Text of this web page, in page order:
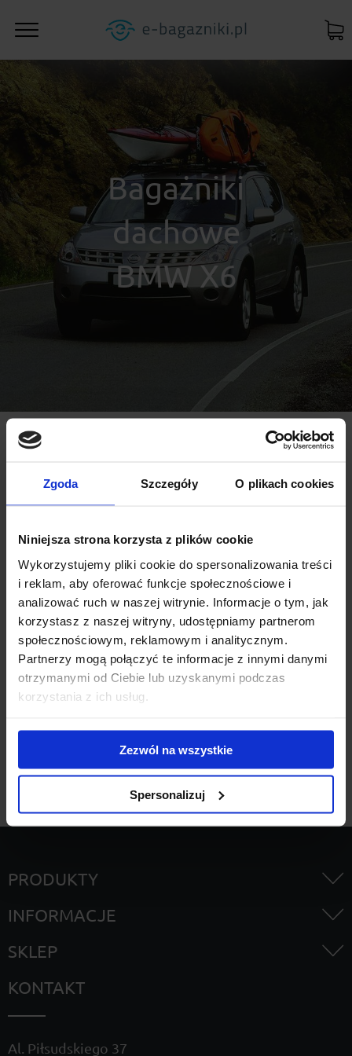
Zgoda Szczegóły O plikach cookies
Niniejsza strona korzysta z plików cookie
Wykorzystujemy pliki cookie do spersonalizowania treści
i reklam, aby oferować funkcje społecznościowe i
analizować ruch w naszej witrynie. Informacje o tym, jak
korzystasz z naszej witryny, udostępniamy partnerom
społecznościowym, reklamowym i analitycznym.
Partnerzy mogą połączyć te informacje z innymi danymi
otrzymanymi od Ciebie lub uzyskanymi podczas
korzystania z ich usług.
Zezwól na wszystkie
Spersonalizuj
Bagażniki
dachowe
BMW X6
Do jakiego auta potrzebujesz bagażnik?
Wariant modelu:
Szukaj
PRODUKTY
INFORMACJE
SKLEP
KONTAKT
Al. Piłsudskiego 37